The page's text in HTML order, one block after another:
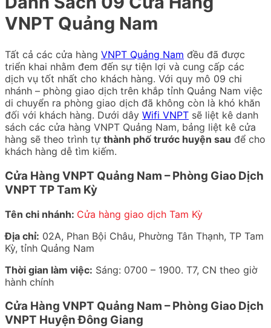
VNPT Quảng Nam
Tất cả các cửa hàng VNPT Quảng Nam đều đã được
triển khai nhằm đem đến sự tiện lợi và cung cấp các
dịch vụ tốt nhất cho khách hàng. Với quy mô 09 chi
nhánh – phòng giao dịch trên khắp tỉnh Quảng Nam việc
di chuyển ra phòng giao dịch đã không còn là khó khăn
đối với khách hàng. Dưới dây Wifi VNPT sẽ liệt kê danh
sách các cửa hàng VNPT Quảng Nam, bảng liệt kê cửa
hàng sẽ theo trình tự thành phố trước huyện sau để cho
khách hàng dễ tìm kiếm.
Cửa Hàng VNPT Quảng Nam – Phòng Giao Dịch
VNPT TP Tam Kỳ
Tên chi nhánh: Cửa hàng giao dịch Tam Kỳ
Địa chỉ: 02A, Phan Bội Châu, Phường Tân Thạnh, TP Tam
Kỳ, tỉnh Quảng Nam
Thời gian làm việc: Sáng: 0700 – 1900. T7, CN theo giờ
hành chính
Cửa Hàng VNPT Quảng Nam – Phòng Giao Dịch
VNPT Huyện Đông Giang